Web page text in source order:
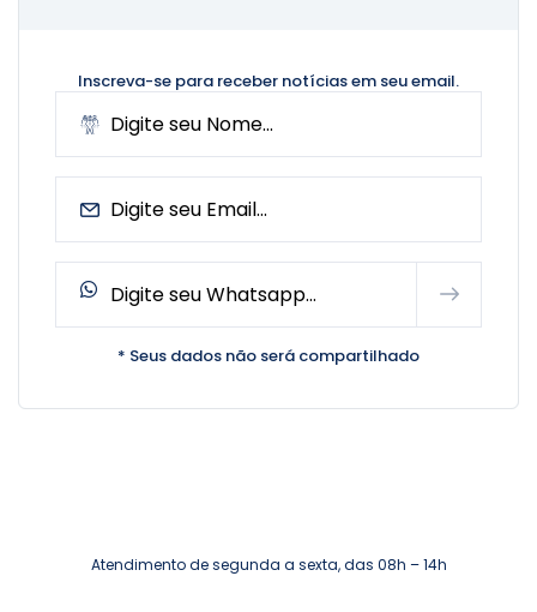
Inscreva-se para receber notíciasem seu email.
* Seus dados não será compartilhado
Atendimento de segunda a sexta, das 08h – 14h